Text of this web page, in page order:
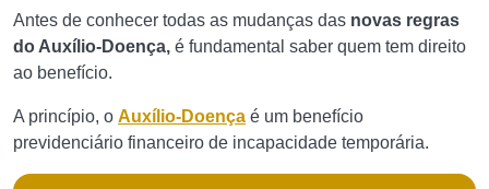
Antes de conhecer todas as mudanças das novas regras
do Auxílio-Doença, é fundamental saber quem tem direito
ao benefício.
A princípio, o Auxílio-Doença é um benefício
previdenciário financeiro de incapacidade temporária.